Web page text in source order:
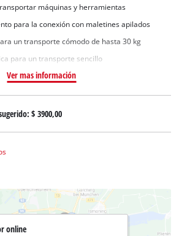
máquinas y herramientas
para la conexión con maletines apilados
un transporte cómodo de hasta 30 kg
para un transporte sencillo
Ver mas información
$ 3900,00
online